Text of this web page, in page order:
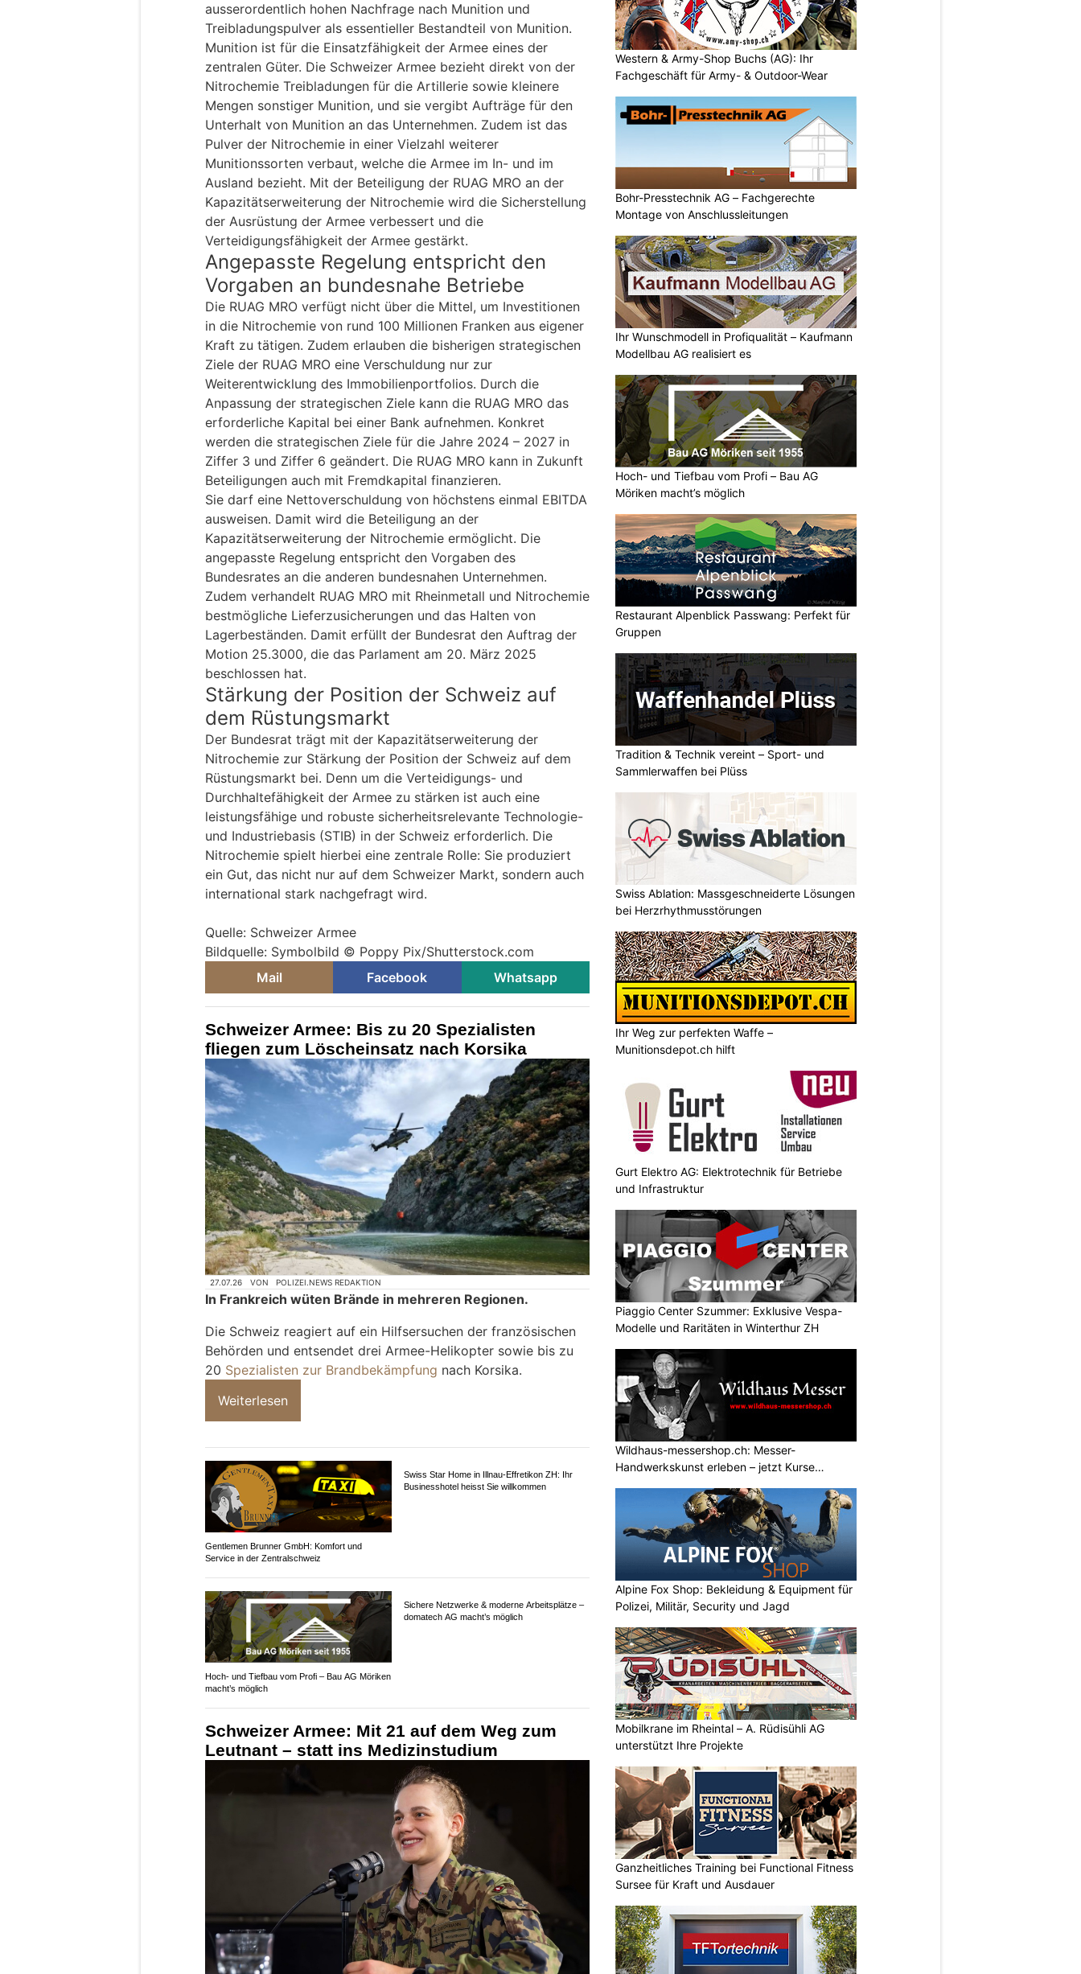
ausserordentlich hohen Nachfrage nach Munition und
Treibladungspulver als essentieller Bestandteil von Munition.
Munition ist für die Einsatzfähigkeit der Armee eines der
zentralen Güter. Die Schweizer Armee bezieht direkt von der
Nitrochemie Treibladungen für die Artillerie sowie kleinere
Mengen sonstiger Munition, und sie vergibt Aufträge für den
Unterhalt von Munition an das Unternehmen. Zudem ist das
Pulver der Nitrochemie in einer Vielzahl weiterer
Munitionssorten verbaut, welche die Armee im In- und im
Ausland bezieht. Mit der Beteiligung der RUAG MRO an der
Kapazitätserweiterung der Nitrochemie wird die Sicherstellung
der Ausrüstung der Armee verbessert und die
Verteidigungsfähigkeit der Armee gestärkt.
Angepasste Regelung entspricht den
Vorgaben an bundesnahe Betriebe
Die RUAG MRO verfügt nicht über die Mittel, um Investitionen
in die Nitrochemie von rund 100 Millionen Franken aus eigener
Kraft zu tätigen. Zudem erlauben die bisherigen strategischen
Ziele der RUAG MRO eine Verschuldung nur zur
Weiterentwicklung des Immobilienportfolios. Durch die
Anpassung der strategischen Ziele kann die RUAG MRO das
erforderliche Kapital bei einer Bank aufnehmen. Konkret
werden die strategischen Ziele für die Jahre 2024 – 2027 in
Ziffer 3 und Ziffer 6 geändert. Die RUAG MRO kann in Zukunft
Beteiligungen auch mit Fremdkapital finanzieren.
Sie darf eine Nettoverschuldung von höchstens einmal EBITDA
ausweisen. Damit wird die Beteiligung an der
Kapazitätserweiterung der Nitrochemie ermöglicht. Die
angepasste Regelung entspricht den Vorgaben des
Bundesrates an die anderen bundesnahen Unternehmen.
Zudem verhandelt RUAG MRO mit Rheinmetall und Nitrochemie
bestmögliche Lieferzusicherungen und das Halten von
Lagerbeständen. Damit erfüllt der Bundesrat den Auftrag der
Motion 25.3000, die das Parlament am 20. März 2025
beschlossen hat.
Stärkung der Position der Schweiz auf
dem Rüstungsmarkt
Der Bundesrat trägt mit der Kapazitätserweiterung der
Nitrochemie zur Stärkung der Position der Schweiz auf dem
Rüstungsmarkt bei. Denn um die Verteidigungs- und
Durchhaltefähigkeit der Armee zu stärken ist auch eine
leistungsfähige und robuste sicherheitsrelevante Technologie-
und Industriebasis (STIB) in der Schweiz erforderlich. Die
Nitrochemie spielt hierbei eine zentrale Rolle: Sie produziert
ein Gut, das nicht nur auf dem Schweizer Markt, sondern auch
international stark nachgefragt wird.
Quelle: Schweizer Armee
Bildquelle: Symbolbild © Poppy Pix/Shutterstock.com
Mail
Facebook Whatsapp
Schweizer Armee: Bis zu 20 Spezialisten
fliegen zum Löscheinsatz nach Korsika
27.07.26 VON POLIZEI.NEWS REDAKTION
In Frankreich wüten Brände in mehreren Regionen.
Die Schweiz reagiert auf ein Hilfsersuchen der französischen
Behörden und entsendet drei Armee-Helikopter sowie bis zu
20 Spezialisten zur Brandbekämpfung nach Korsika.
Weiterlesen
Gentlemen Brunner GmbH: Komfort und
Service in der Zentralschweiz
Hoch- und Tiefbau vom Profi – Bau AG Möriken
macht’s möglich
Schweizer Armee: Mit 21 auf dem Weg zum
Leutnant – statt ins Medizinstudium
Western & Army-Shop Buchs (AG): Ihr
Fachgeschäft für Army- & Outdoor-Wear
Bohr-Presstechnik AG – Fachgerechte
Montage von Anschlussleitungen
Ihr Wunschmodell in Profiqualität – Kaufmann
Modellbau AG realisiert es
Hoch- und Tiefbau vom Profi – Bau AG
Möriken macht’s möglich
Restaurant Alpenblick Passwang: Perfekt für
Gruppen
Tradition & Technik vereint – Sport- und
Sammlerwaffen bei Plüss
Swiss Ablation: Massgeschneiderte Lösungen
bei Herzrhythmusstörungen
Ihr Weg zur perfekten Waffe –
Munitionsdepot.ch hilft
Gurt Elektro AG: Elektrotechnik für Betriebe
und Infrastruktur
Piaggio Center Szummer: Exklusive Vespa-
Modelle und Raritäten in Winterthur ZH
Wildhaus-messershop.ch: Messer-
Handwerkskunst erleben – jetzt Kurse
Alpine Fox Shop: Bekleidung & Equipment für
Polizei, Militär, Security und Jagd
Mobilkrane im Rheintal – A. Rüdisühli AG
unterstützt Ihre Projekte
Ganzheitliches Training bei Functional Fitness
Sursee für Kraft und Ausdauer